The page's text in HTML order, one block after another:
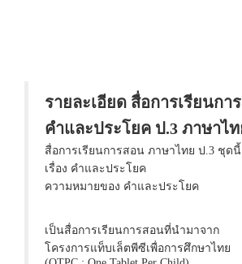
รายละเอียด สื่อการเรียนกา
คำและประโยค ป.3 ภาษาไ
สื่อการเรียนการสอน ภาษาไทย ป.3 ชุดนี้
เรื่อง คำและประโยค
ความหมายของ คำและประโยค
เป็นสื่อการเรียนการสอนที่นำมาจาก
โครงการแท็บเล็ตพีซีเพื่อการศึกษาไทย